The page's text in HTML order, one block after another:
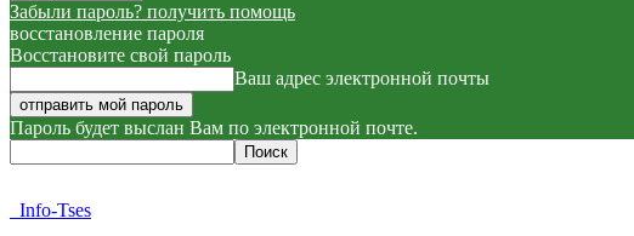
Забыли пароль? получить помощь
восстановление пароля
Восстановите свой пароль
Ваш адрес электронной почты
Пароль будет выслан Вам по электронной почте.
Info-Tses